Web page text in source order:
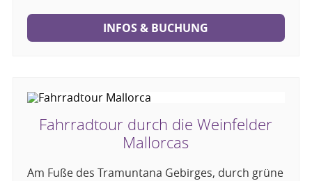
INFOS & BUCHUNG
Fahrradtour durch die Weinfelder
Mallorcas
Am Fuße des Tramuntana Gebirges, durch grüne